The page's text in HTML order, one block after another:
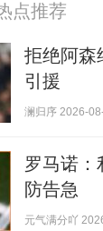
点推荐
拒绝阿森
引援
澜归序 2026-
罗马诺：
防告急
元气满分吖